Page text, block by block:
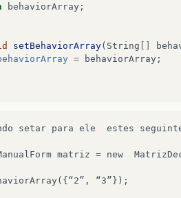
behaviorArray ;
setBehaviorArray( String
= behaviorArray ;
setar para ele  estes
matriz = new